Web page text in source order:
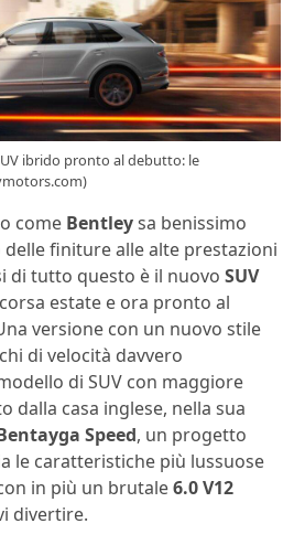
ibrido pronto al debutto: le
come Bentleysa benissimo
finiture alle alte prestazioni
di tutto questo è il nuovo SUV
estate e ora pronto al
versione con un nuovo stile
di velocità davvero
di SUV con maggiore
dalla casa inglese, nella sua
Speed, un progetto
le caratteristiche più lussuose
in più un brutale6.0 V12
divertire.